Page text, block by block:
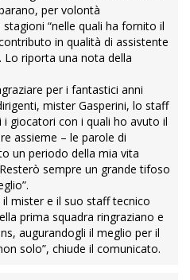
per volontà
“nelle quali ha fornito il
in qualità di assistente
Lo riporta una nota della
per i fantastici anni
mister Gasperini, lo staff
giocatori con i quali ho avuto il
assieme – le parole di
un periodo della mia vita
sempre un grande tifoso
mister e il suo staff tecnico
prima squadra ringraziano e
augurandogli il meglio per il
solo”, chiude il comunicato.